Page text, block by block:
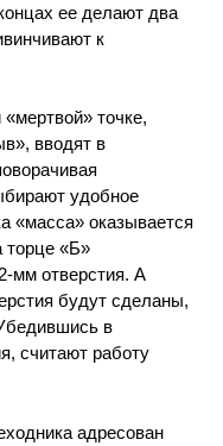
ее делают два
к
точке,
вводят в
удобное
«масса» оказывается
торце «Б»
мм отверстия. А
будут сделаны,
в
считают работу
адресован